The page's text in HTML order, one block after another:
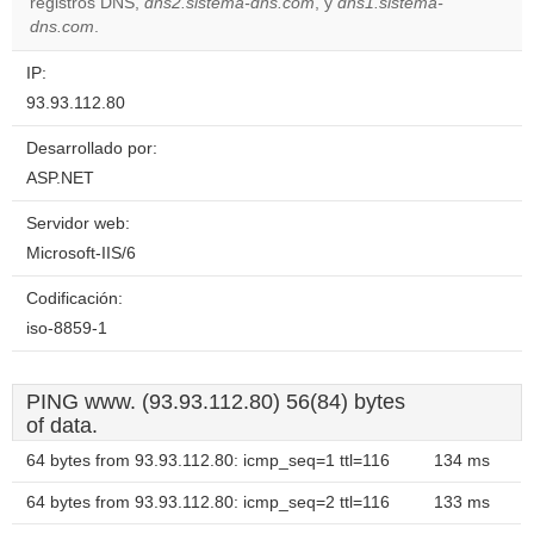
dns.com.
IP:
93.93.112.80
Desarrollado por:
ASP.NET
Servidor web:
Microsoft-IIS/6
Codificación:
iso-8859-1
PING www. (93.93.112.80) 56(84) bytes
of data.
64 bytes from 93.93.112.80: icmp_seq=1 ttl=116 134 ms
64 bytes from 93.93.112.80: icmp_seq=2 ttl=116 133 ms